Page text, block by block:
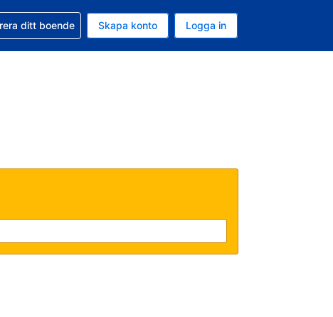
är Svenska kronor
språk är Svenska
din bokning
ditt boende Skapa konto Logga in